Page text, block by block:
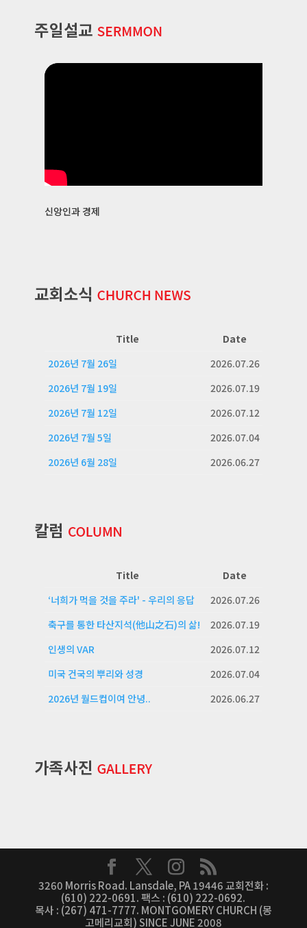
신앙인과 경제
Title
Date
2026년 7월 26일
2026.07.26
2026년 7월 19일
2026.07.19
2026년 7월 12일
2026.07.12
2026년 7월 5일
2026.07.04
2026년 6월 28일
2026.06.27
Title
Date
‘너희가 먹을 것을 주라' - 우리의 응답
2026.07.26
축구를 통한 타산지석(他山之石)의 삶!
2026.07.19
인생의 VAR
2026.07.12
미국 건국의 뿌리와 성경
2026.07.04
2026년 월드컵이여 안녕..
2026.06.27
3260 Morris Road. Lansdale, PA 19446 교회전화 :
(610) 222-0691. 팩스 : (610) 222-0692.
목사 : (267) 471-7777. MONTGOMERY CHURCH (몽
고메리교회) SINCE JUNE 2008